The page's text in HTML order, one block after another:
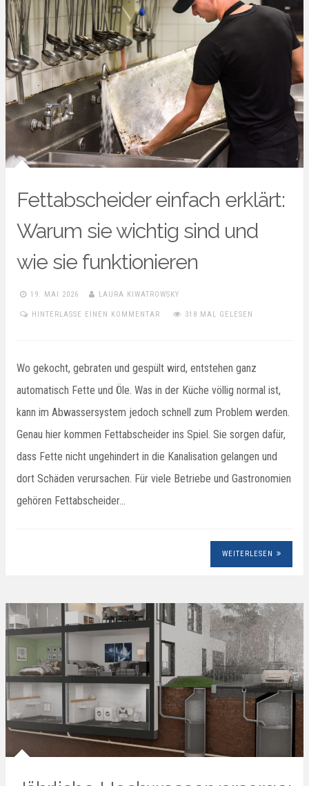
Fettabscheider einfach erklärt:
Warum sie wichtig sind und
wie sie funktionieren
19. MAI 2026 LAURA KIWATROWSKY
HINTERLASSE EINEN KOMMENTAR 318 MAL GELESEN
Wo gekocht, gebraten und gespült wird, entstehen ganz
automatisch Fette und Öle. Was in der Küche völlig normal ist,
kann im Abwassersystem jedoch schnell zum Problem werden.
Genau hier kommen Fettabscheider ins Spiel. Sie sorgen dafür,
dass Fette nicht ungehindert in die Kanalisation gelangen und
dort Schäden verursachen. Für viele Betriebe und Gastronomien
gehören Fettabscheider…
WEITERLESEN